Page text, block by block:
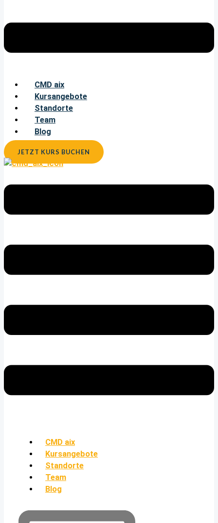
CMD aix
Kursangebote
Standorte
Team
Blog
JETZT KURS BUCHEN
CMD aix
Kursangebote
Standorte
Team
Blog